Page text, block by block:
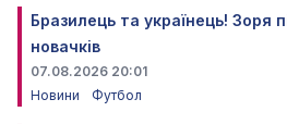
Бразилець та українець! Зоря
новачків
07.08.2026 20:01
Новини
Футбол